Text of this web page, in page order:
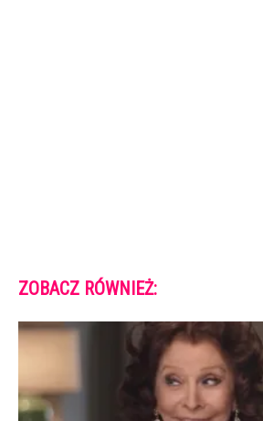
ZOBACZ RÓWNIEŻ: